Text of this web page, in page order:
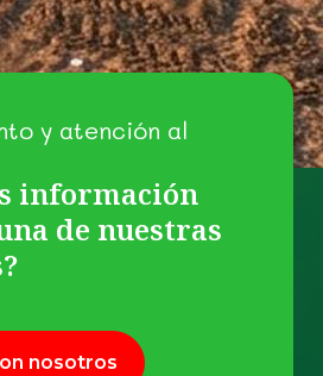
y atención al
información
de nuestras
nosotros